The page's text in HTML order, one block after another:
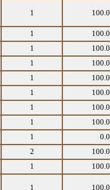
1
1
1
1
1
1
1
1
1
2
1
1